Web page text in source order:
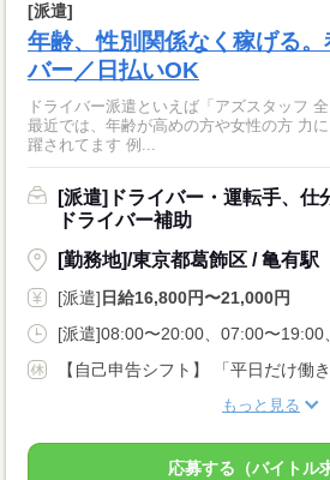
[派遣]
年齢、性別関係なく稼げる
バー／日払いOK
ドライバー派遣といえば「アズスタッフ
最近では、年齢が高めの方や女性の方 力
躍されてます 例...
[派遣]ドライバー・運転手、仕
ドライバー補助
[勤務地]/東京都葛飾区 / 亀有駅
[派遣] 日給16,800円〜21,000円
[派遣]08:00〜20:00、07:00〜
もっと見る
応募する（バイトル